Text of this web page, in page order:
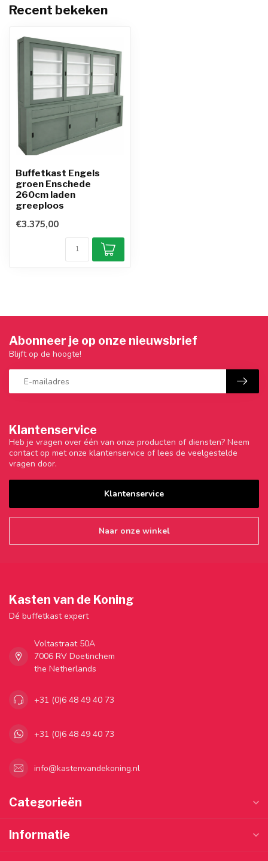
Recent bekeken
Buffetkast Engels
groen Enschede
260cm laden
greeploos
€3.375,00
Klantenservice
Heb je vragen over één van onze producten of diensten? Neem
contact op met onze klantenservice of lees de veelgestelde
vragen door.
Klantenservice
Naar onze winkel
Abonneer je op onze nieuwsbrief
Blijft op de hoogte!
Kasten van de Koning
Dé buffetkast expert
Voltastraat 50A
7006 RV Doetinchem
the Netherlands
+31 (0)6 48 49 40 73
+31 (0)6 48 49 40 73
info@kastenvandekoning.nl
Categorieën
Informatie